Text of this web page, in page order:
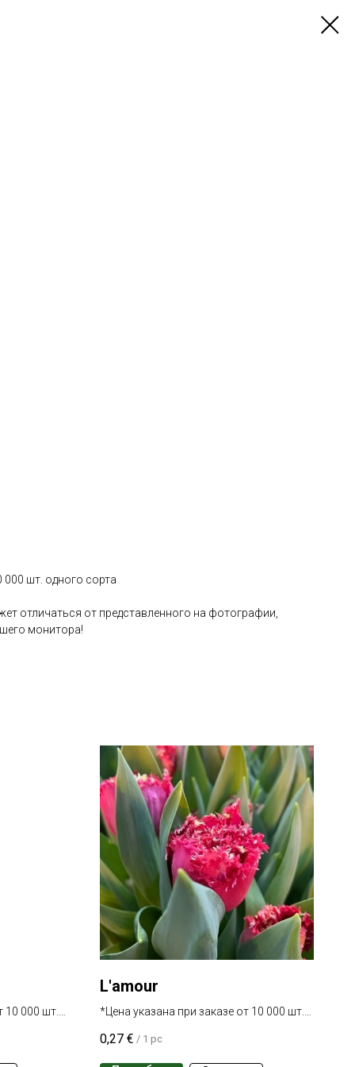
000 шт. одного сорта
отличаться от представленного на фотографии,
монитора!
10 000 шт.
L'amour
*Цена указана при заказе от 10 000 шт.
0,27 € / 1 pc